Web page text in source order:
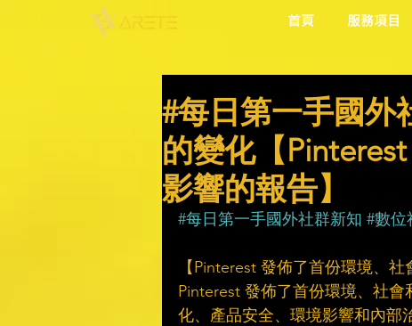
首頁 服務項目
#每日第一手國外
的變化【
影響的報告】
#每日第一手國外社群新知 #數位
【Pinterest 發佈了首份環境、社
Pinterest 發佈了首份環境、社
化、產品安全、環境影響和內